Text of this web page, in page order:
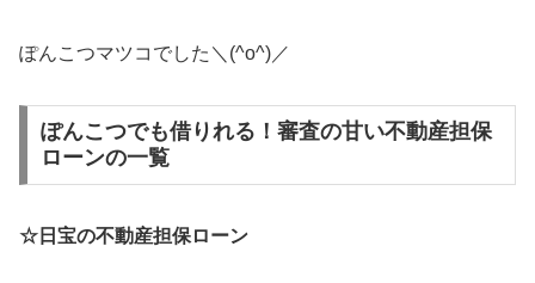
ぽんこつマツコでした＼(^o^)／
ぽんこつでも借りれる！審査の甘い不動産担保
ローンの一覧
☆日宝の不動産担保ローン